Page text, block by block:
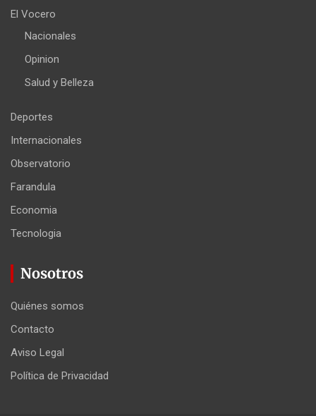
El Vocero
Nacionales
Opinion
Salud y Belleza
Deportes
Internacionales
Observatorio
Farandula
Economia
Tecnologia
Nosotros
Quiénes somos
Contacto
Aviso Legal
Política de Privacidad